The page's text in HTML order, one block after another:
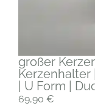
großer
Kerzenhalter
| U Form |
69,90 €